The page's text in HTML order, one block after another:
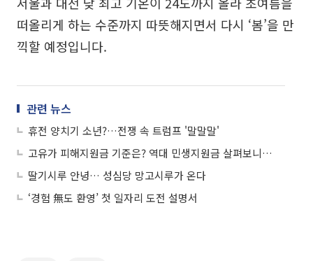
떠올리게 하는 수준까지 따뜻해지면서 다시 ‘봄’을 만
끽할 예정입니다.
관련 뉴스
휴전 양치기 소년?…전쟁 속 트럼프 '말말말'
고유가 피해지원금 기준은? 역대 민생지원금 살펴보니…
딸기시루 안녕… 성심당 망고시루가 온다
‘경험 無도 환영’ 첫 일자리 도전 설명서